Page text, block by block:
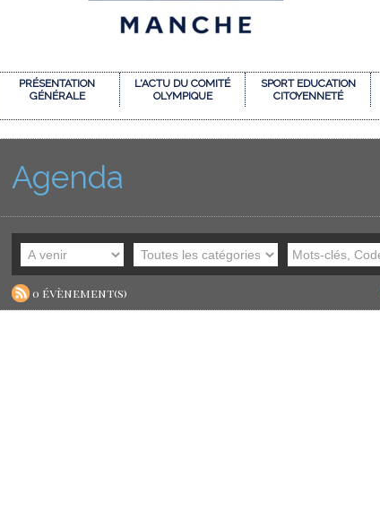
PRÉSENTATION
GÉNÉRALE
L'ACTU DU COMITÉ
OLYMPIQUE
SPORT EDUCATION
CITOYENNETÉ
Agenda
0 évènement(s)